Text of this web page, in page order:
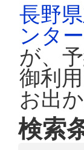
長野
ンタ
が、
御利
お出
検索